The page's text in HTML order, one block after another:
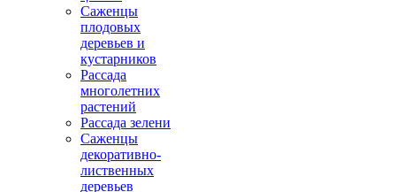
Саженцы
плодовых
деревьев и
кустарников
Рассада
многолетних
растений
Рассада зелени
Саженцы
декоративно-
лиственных
деревьев